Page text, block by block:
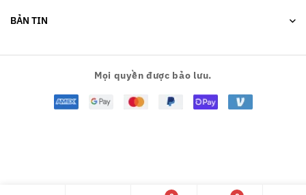
BẢN TIN
Mọi quyền được bảo lưu.